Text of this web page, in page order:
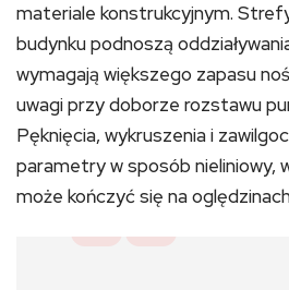
materiale konstrukcyjnym.
budynku podnoszą
wymagają większego zapasu
uwagi przy doborze rozstawu
Pęknięcia, wykruszenia i
parametry w sposób nieliniowy,
może kończyć się na